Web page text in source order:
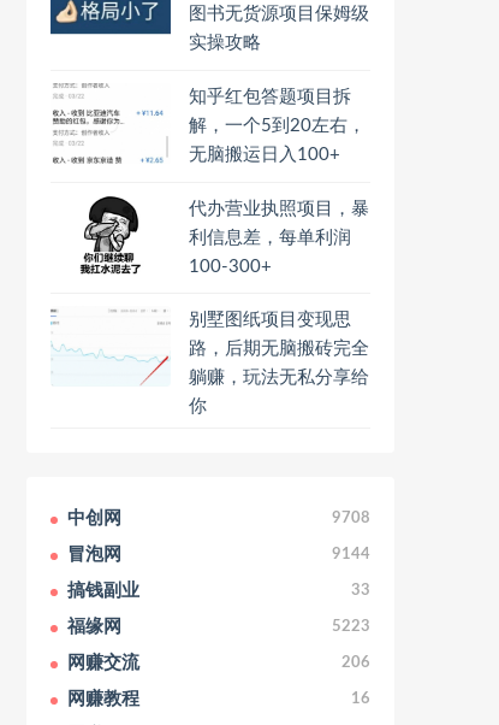
图书无货源项目保姆级
实操攻略
知乎红包答题项目拆
解，一个5到20左右，
无脑搬运日入100+
代办营业执照项目，暴
利信息差，每单利润
100-300+
别墅图纸项目变现思
路，后期无脑搬砖完全
躺赚，玩法无私分享给
你
中创网 9708
冒泡网 9144
搞钱副业 33
福缘网 5223
网赚交流 206
网赚教程 16